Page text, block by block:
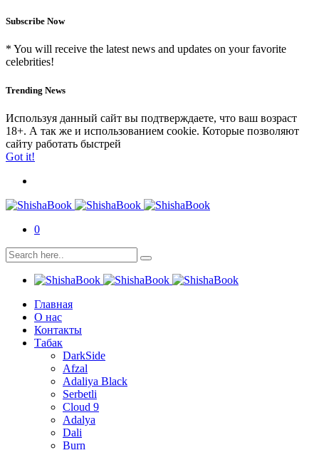
Subscribe Now
* You will receive the latest news and updates on your favorite
celebrities!
Trending News
Используя данный сайт вы подтверждаете, что ваш возраст
18+. А так же и использованием cookie. Которые позволяют
сайту работать быстрей
Got it!
0
Главная
О нас
Контакты
Табак
DarkSide
Afzal
Adaliya Black
Serbetli
Cloud 9
Adalya
Dali
Burn